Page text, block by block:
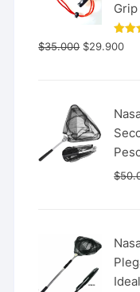
con
$35.000 $29.900
$